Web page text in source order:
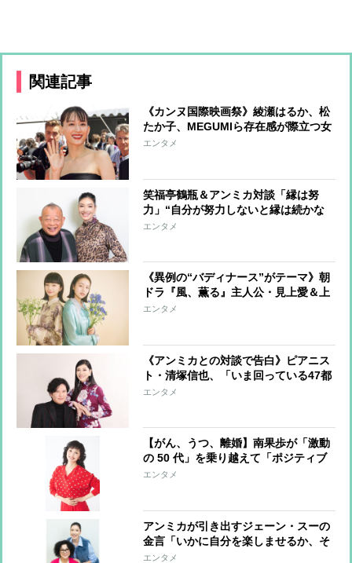
関連記事
《カンヌ国際映画祭》綾瀬はるか、松
たか子、MEGUMIら存在感が際立つ女
優たちのファッションをチェック
エンタメ
笑福亭鶴瓶＆アンミカ対談「縁は努
力」“自分が努力しないと縁は続かな
い”
エンタメ
《異例の“バディナース”がテーマ》朝
ドラ『風、薫る』主人公・見上愛＆上
坂樹里が語る見どころ「支え合いを繰
エンタメ
《アンミカとの対談で告白》ピアニス
ト・清塚信也、「いま回っている47都
道府県ツアーがひとつの節目」 10代
エンタメ
【がん、うつ、離婚】南果歩が「激動
の 50 代」を乗り越えて「ポジティブ
還暦」になれた心と体にやさしい習慣
エンタメ
アンミカが引き出すジェーン・スーの
金言「いかに自分を楽しませるか、そ
れが人生のテーマ」「昔もいまも夢は
エンタメ